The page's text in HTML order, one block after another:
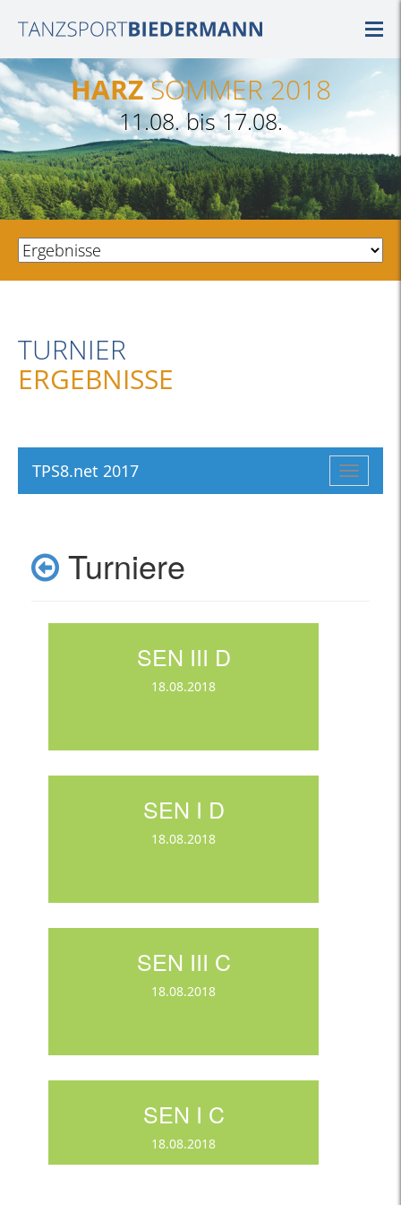
HARZSOMMER 2018
11.08. bis 17.08.
TURNIER
ERGEBNISSE